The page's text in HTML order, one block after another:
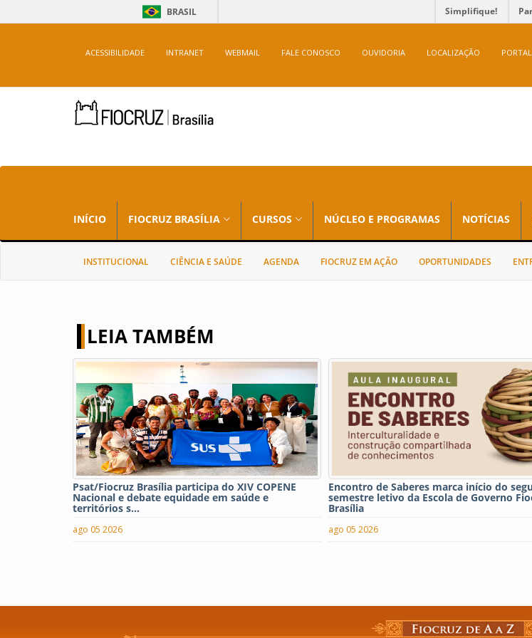
BRASIL Simplifique!
ACESSIBILIDADE INTRANET WEBMAIL FALE CONOSCO OUVIDORIA LOCALIZAÇÃO
INÍCIO FIOCRUZ BRASÍLIA CURSOS NÚCLEO E PROGRAMAS NOTÍCIAS
INSTITUCIONAL CIÊNCIA E SAÚDE AGENDA FIOCRUZ EM AÇÃO OPORTUNIDADES
LEIA TAMBÉM
Psat/Fiocruz Brasília participa do XIV COPENE
Nacional e debate equidade em saúde e
territórios s...
ago 05 2026
Encontro de Saberes marca início do
semestre letivo da Escola de Governo
Brasília
ago 05 2026